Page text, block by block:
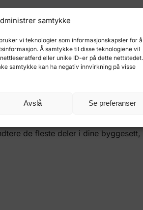
samtykke
vi teknologier som informasjonskapsler for å
Å samtykke til disse teknologiene vil
eller unike ID-er på dette
samtykke kan ha negativ innvirkning på visse
Avslå Se preferanser
Omtaler 0
enhver entusiast innen
sikkert på plass.
de fleste deler i dine